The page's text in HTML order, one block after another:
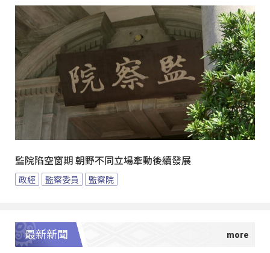
監院陷空窗期 朝野不同立場牽動後續發展
政經 監察委員 監察院
最新新聞